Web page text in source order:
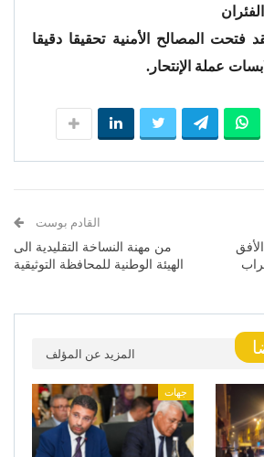
المصالح الأمنية تحقيقا دقيقا
عملة الإنتحار.
القادم بوست
من مهنة النساخة التقليدية الى
الهيئة الوطنية للمحافظة التوثيقية
المزيد عن المؤلف
جهات